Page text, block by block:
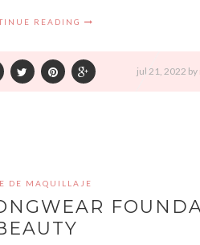
READING
jul 21, 2022 by
DE MAQUILLAJE